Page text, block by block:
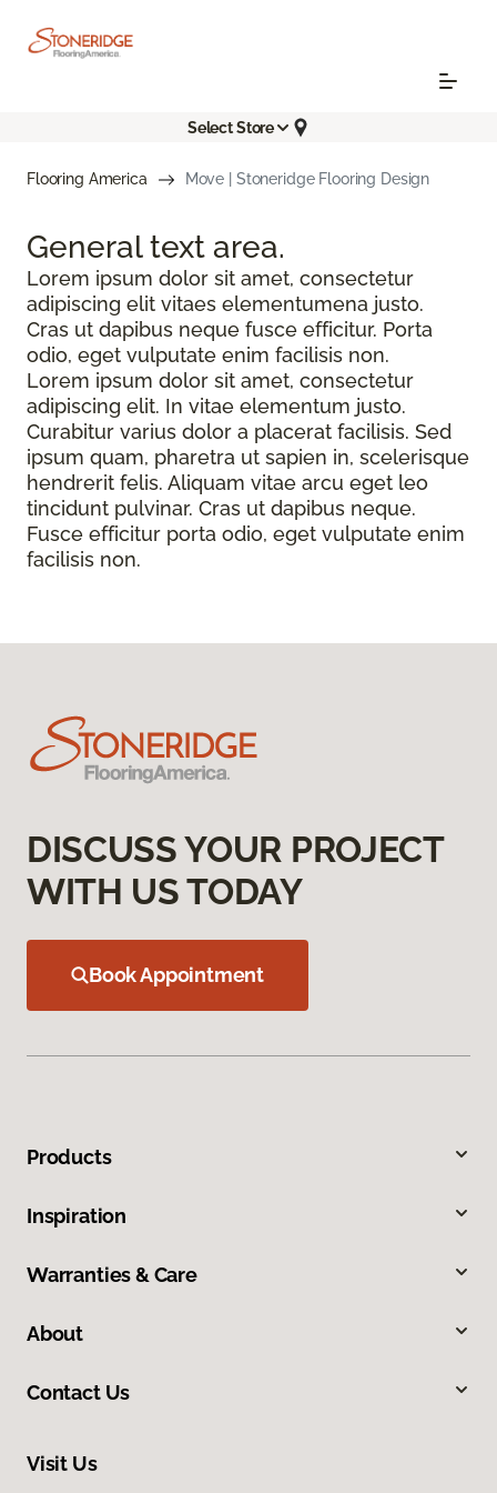
Select Store
Flooring America Move | Stoneridge Flooring Design
General text area.
Lorem ipsum dolor sit amet, consectetur
adipiscing elit vitaes elementumena justo.
Cras ut dapibus neque fusce efficitur. Porta
odio, eget vulputate enim facilisis non.
Lorem ipsum dolor sit amet, consectetur
adipiscing elit. In vitae elementum justo.
Curabitur varius dolor a placerat facilisis. Sed
ipsum quam, pharetra ut sapien in, scelerisque
hendrerit felis. Aliquam vitae arcu eget leo
tincidunt pulvinar. Cras ut dapibus neque.
Fusce efficitur porta odio, eget vulputate enim
facilisis non.
DISCUSS YOUR PROJECT
WITH US TODAY
Book Appointment
Products
Inspiration
Warranties & Care
About
Contact Us
Visit Us